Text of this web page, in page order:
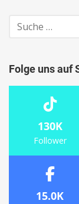
Suche
nach:
Folge uns auf
130K
Follower
15.0K